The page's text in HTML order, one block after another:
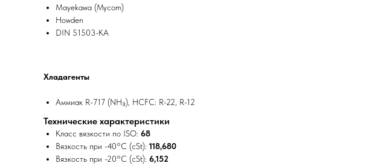
Mayekawa (Mycom)
Howden
DIN 51503-KA
Хладагенты
Аммиак R-717 (NH₃), HCFC: R-22, R-12
Технические характеристики
Класс вязкости по ISO: 68
Вязкость при -40°C (cSt): 118,680
Вязкость при -20°C (cSt): 6,152